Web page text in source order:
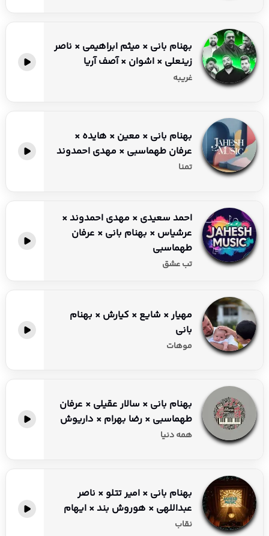
بهنام بانی × میثم ابراهیمی × ناصر
زینعلی × اشوان × آصف آریا
غریبه
بهنام بانی × معین × هایده ×
عرفان طهماسبی × مهدی احمدوند
تمنا
احمد سعیدی × مهدی احمدوند ×
عرشیاس × بهنام بانی × عرفان
طهماسبی
تب عشق
مهیار × شایع × کیارش × بهنام
بانی
موهات
بهنام بانی × سالار عقیلی × عرفان
طهماسبی × رضا بهرام × داریوش
همه دنیا
بهنام بانی × امیر تتلو × ناصر
عبداللهی × هوروش بند × ایهام
نقاب